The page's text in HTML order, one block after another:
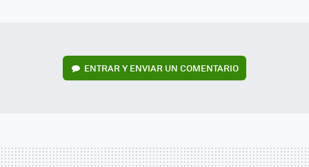
ENTRAR Y ENVIAR UN COMENTARIO